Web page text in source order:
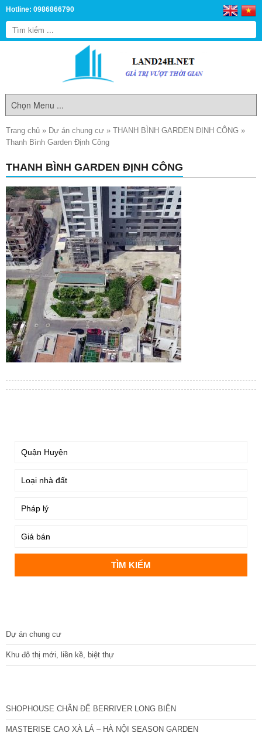
Hotline: 0986866790
Trang chủ » Dự án chung cư » THANH BÌNH GARDEN ĐỊNH CÔNG »
Thanh Bình Garden Định Công
THANH BÌNH GARDEN ĐỊNH CÔNG
Dự án chung cư
Khu đô thị mới, liền kề, biệt thự
SHOPHOUSE CHÂN ĐẾ BERRIVER LONG BIÊN
MASTERISE CAO XÀ LÁ – HÀ NỘI SEASON GARDEN